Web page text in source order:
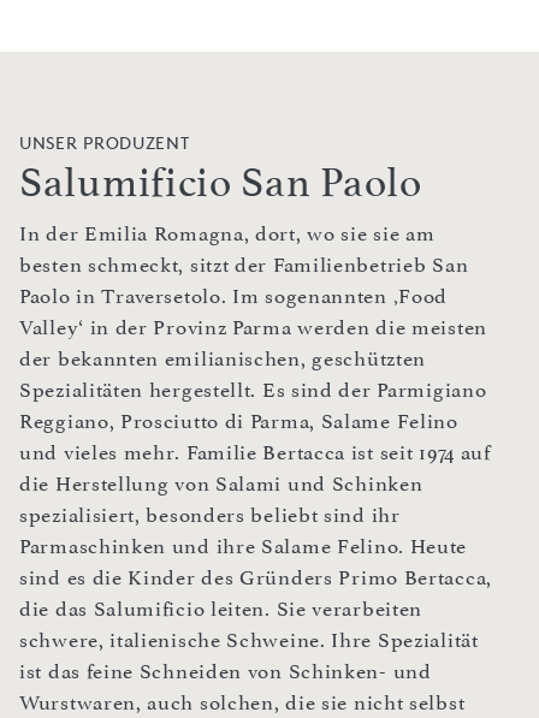
UNSER PRODUZENT
Salumificio San Paolo
In der Emilia Romagna, dort, wo sie sie am
besten schmeckt, sitzt der Familienbetrieb San
Paolo in Traversetolo. Im sogenannten ‚Food
Valley‘ in der Provinz Parma werden die meisten
der bekannten emilianischen, geschützten
Spezialitäten hergestellt. Es sind der Parmigiano
Reggiano, Prosciutto di Parma, Salame Felino
und vieles mehr. Familie Bertacca ist seit 1974 auf
die Herstellung von Salami und Schinken
spezialisiert, besonders beliebt sind ihr
Parmaschinken und ihre Salame Felino. Heute
sind es die Kinder des Gründers Primo Bertacca,
die das Salumificio leiten. Sie verarbeiten
schwere, italienische Schweine. Ihre Spezialität
ist das feine Schneiden von Schinken- und
Wurstwaren, auch solchen, die sie nicht selbst